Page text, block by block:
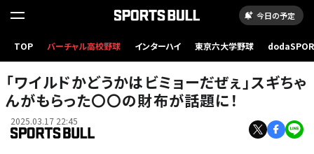
今日の予定
TOP バーチャル高校野球 インターハイ 東京六大学野球
「ワイルドかどうかはビミョーだぜぇ」スギちゃ
んがもらった〇〇の財布が話題に！
2025.03.17 22:45